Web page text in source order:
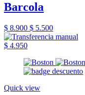
Barcola
$ 8.900 $ 5.500
$ 4.950
Quick view